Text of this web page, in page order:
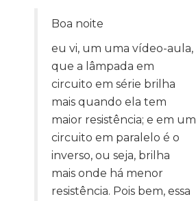
Boa noite
eu vi, um uma vídeo-aula,
que a lâmpada em
circuito em série brilha
mais quando ela tem
maior resistência; e em um
circuito em paralelo é o
inverso, ou seja, brilha
mais onde há menor
resistência. Pois bem, essa